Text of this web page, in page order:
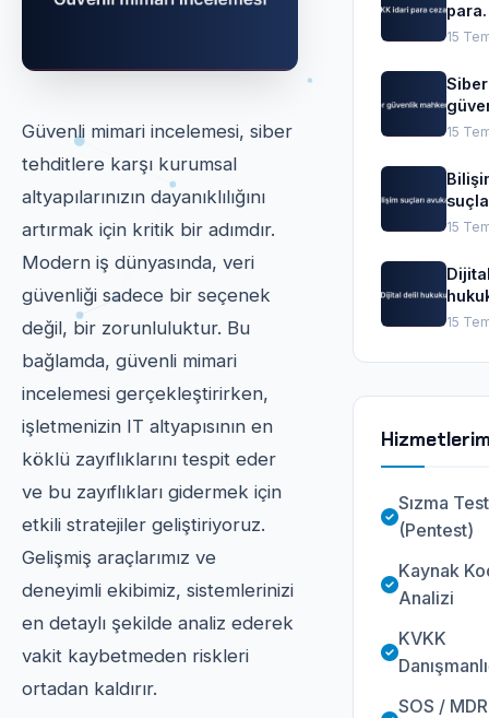
Güvenli mimari incelemesi, siber
tehditlere karşı kurumsal
altyapılarınızın dayanıklılığını
artırmak için kritik bir adımdır.
Modern iş dünyasında, veri
güvenliği sadece bir seçenek
değil, bir zorunluluktur. Bu
bağlamda, güvenli mimari
incelemesi gerçekleştirirken,
işletmenizin IT altyapısının en
köklü zayıflıklarını tespit eder
ve bu zayıflıkları gidermek için
etkili stratejiler geliştiriyoruz.
Gelişmiş araçlarımız ve
deneyimli ekibimiz, sistemlerinizi
en detaylı şekilde analiz ederek
vakit kaybetmeden riskleri
ortadan kaldırır.
para
15
Siber
15
15
15
Sızma
(Pentest)
Kaynak
Analizi
KVKK
SOS / MDR